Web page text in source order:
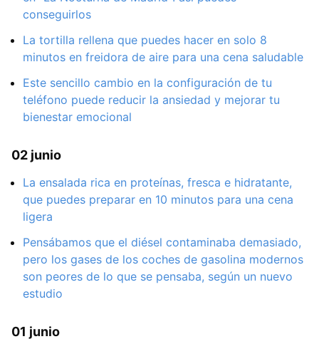
conseguirlos
La tortilla rellena que puedes hacer en solo 8
minutos en freidora de aire para una cena saludable
Este sencillo cambio en la configuración de tu
teléfono puede reducir la ansiedad y mejorar tu
bienestar emocional
02 junio
La ensalada rica en proteínas, fresca e hidratante,
que puedes preparar en 10 minutos para una cena
ligera
Pensábamos que el diésel contaminaba demasiado,
pero los gases de los coches de gasolina modernos
son peores de lo que se pensaba, según un nuevo
estudio
01 junio